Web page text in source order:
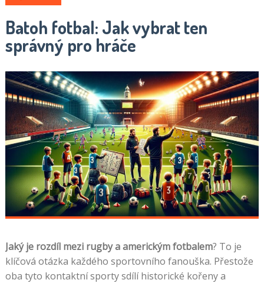
Batoh fotbal: Jak vybrat ten
správný pro hráče
Jaký je rozdíl mezi rugby a americkým fotbalem? To je
klíčová otázka každého sportovního fanouška. Přestože
oba tyto kontaktní sporty sdílí historické kořeny a